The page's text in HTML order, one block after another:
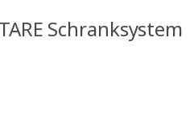
Schranksystem